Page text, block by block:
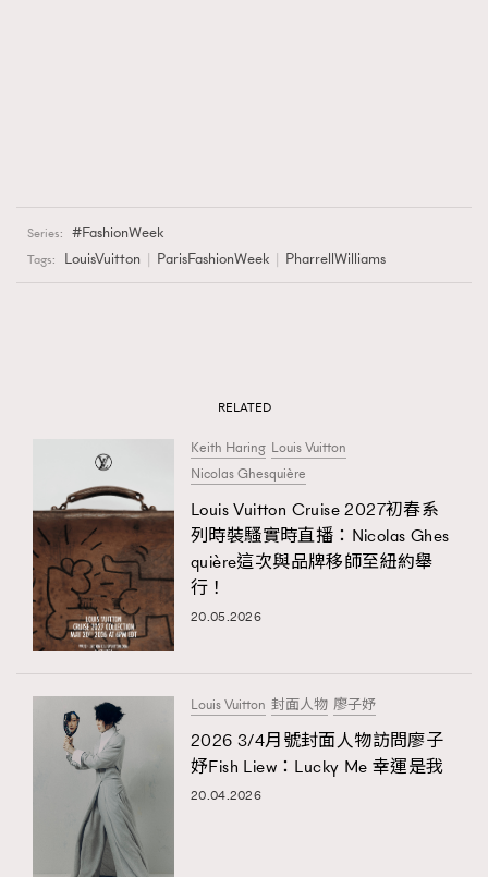
Series: FashionWeek
Tags: LouisVuitton ParisFashionWeek PharrellWilliams
RELATED
Keith Haring Louis Vuitton
Nicolas Ghesquière
Louis Vuitton Cruise 2027初春系
列時裝騷實時直播：Nicolas Ghes
quière這次與品牌移師至紐約舉
行！
20.05.2026
Louis Vuitton 封面人物 廖子妤
2026 3/4月號封面人物訪問廖子
妤Fish Liew：Lucky Me 幸運是我
20.04.2026